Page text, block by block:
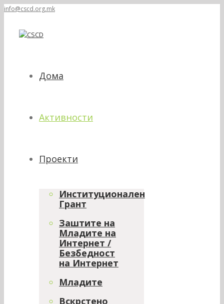
info@cscd.org.mk
Дома
Активности
Проекти
Институционален
Грант
Заштите на
Младите на
Интернет /
Безбедност
на Интернет
Младите
Вскрстено